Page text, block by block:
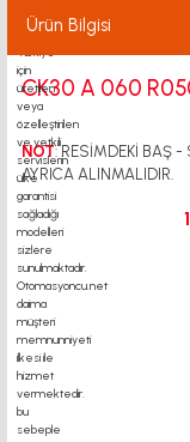
Ürün Bilgisi
CK30 A 060
NOT: RESİMDEKİ BAŞ
AYRICA ALINMALIDIR.